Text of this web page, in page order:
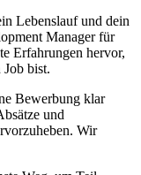
Lebenslauf und dein
Manager für
Erfahrungen hervor,
Job bist.
Bewerbung klar
und
Wir